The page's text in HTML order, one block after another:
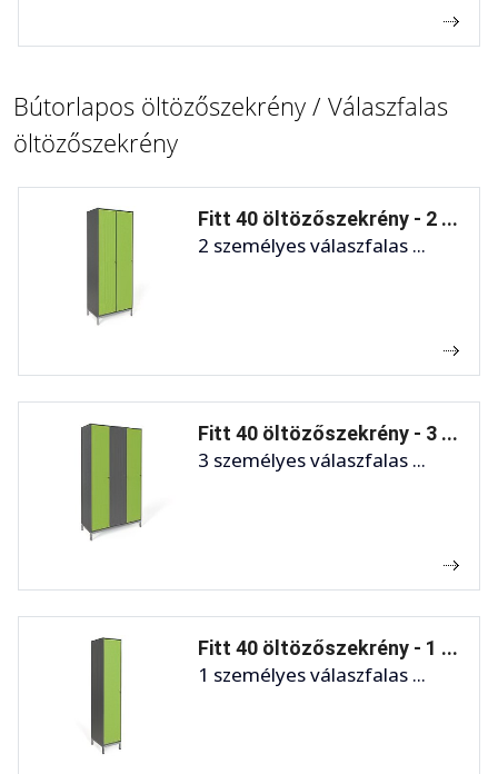
Bútorlapos öltözőszekrény / Válaszfalas
öltözőszekrény
Fitt 40 öltözőszekrény - 2 ...
2 személyes válaszfalas ...
Fitt 40 öltözőszekrény - 3 ...
3 személyes válaszfalas ...
Fitt 40 öltözőszekrény - 1 ...
1 személyes válaszfalas ...